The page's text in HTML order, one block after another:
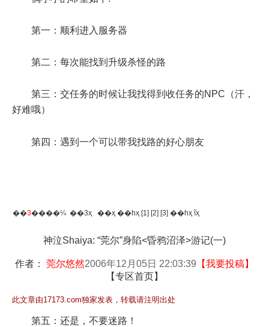
第一：顺利进入服务器
第二：每次能找到升级杀怪的路
第三：交任务的时候让我找得到收任务的NPC（汗，
好难哦）
第四：遇到一个可以带我找路的好心朋友
��3����¼ ��3ҳ ��ҳ ��һҳ [1] [2] [3] ��һҳ ĩҳ
神泣Shaiya: “莞尔”身陷<昏鸦沼泽>游记(一)
作者： 莞尔悠然2006年12月05日 22:03:39 【我要投稿】
【专区首页】
此文章由17173.com独家发表，转载请注明出处
第五：还是，不要迷路！